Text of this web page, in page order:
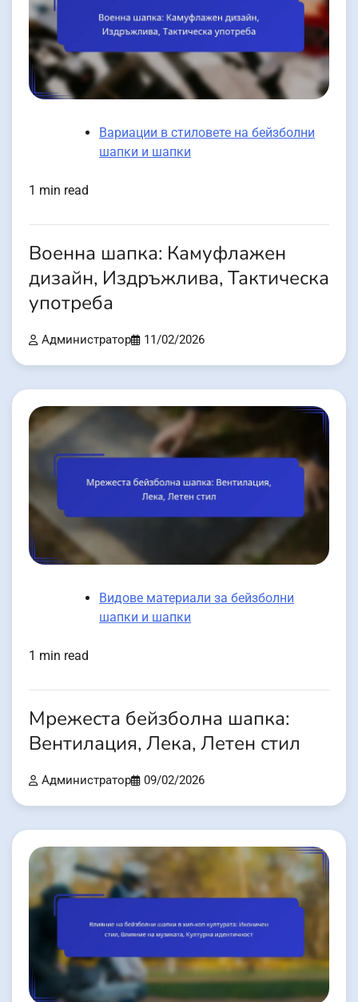
Вариации в стиловете на бейзболни
шапки и шапки
1 min read
Военна шапка: Камуфлажен
дизайн, Издръжлива, Тактическа
употреба
Администратор 11/02/2026
Видове материали за бейзболни
шапки и шапки
1 min read
Мрежеста бейзболна шапка:
Вентилация, Лека, Летен стил
Администратор 09/02/2026